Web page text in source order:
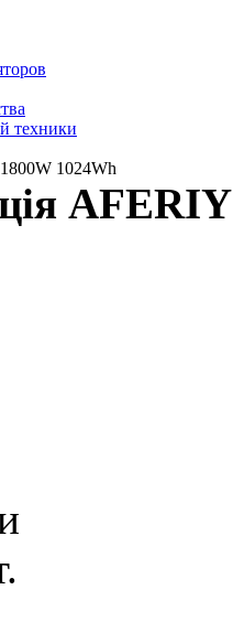
техники
1024Wh